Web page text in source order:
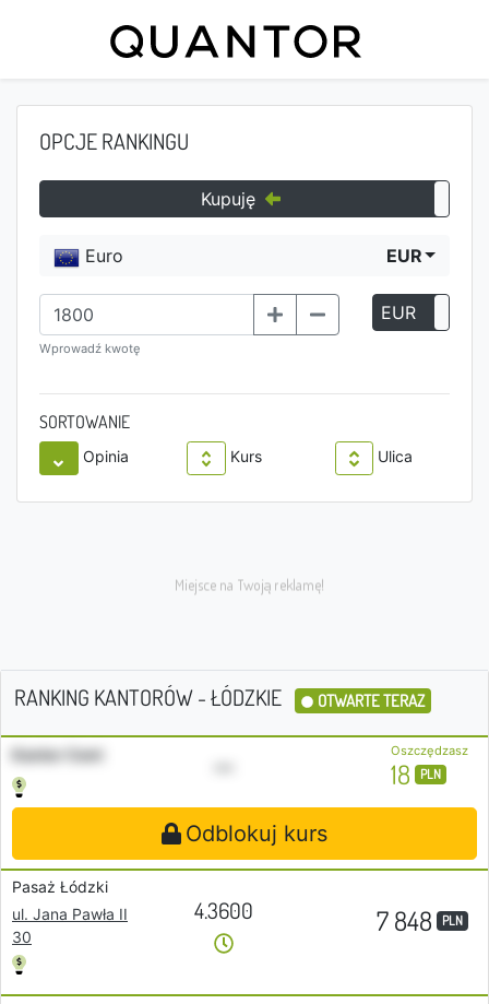
OPCJE RANKINGU
Kupuję
Euro EUR
Wprowadź kwotę
EUR
SORTOWANIE
Opinia Kurs Ulica
RANKING KANTORÓW - ŁÓDZKIE OTWARTE TERAZ
Kantor Cent •••
Oszczędzasz
18 PLN
Odblokuj kurs
Pasaż Łódzki
ul. Jana Pawła II
30
4.3600 7 848 PLN